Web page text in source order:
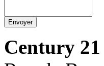
Century